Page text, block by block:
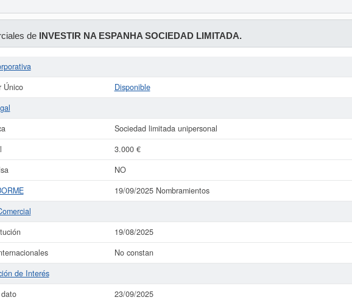
de INVESTIR NA ESPANHA SOCIEDAD LIMITADA.
Único
Disponible
Sociedad limitada unipersonal
3.000 €
NO
19/09/2025 Nombramientos
19/08/2025
No constan
de Interés
23/09/2025